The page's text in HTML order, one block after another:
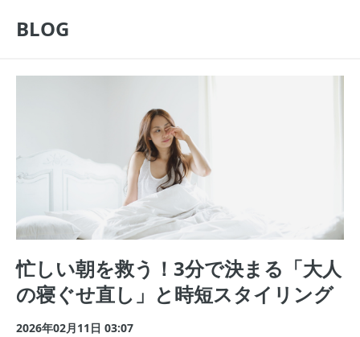
BLOG
忙しい朝を救う！3分で決まる「大人
の寝ぐせ直し」と時短スタイリング
2026年02月11日 03:07